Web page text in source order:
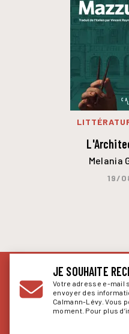
Melania
19/
JE SOUHAITE
Votre adresse e-mail
envoyer des
Calmann-Lévy. Vous
moment. Pour plus